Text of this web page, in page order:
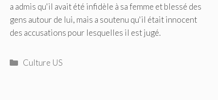
a admis qu'il avait été infidèle à sa femme et blessé des
gens autour de lui, mais a soutenu qu'il était innocent
des accusations pour lesquelles il est jugé.
Catégories
Culture US